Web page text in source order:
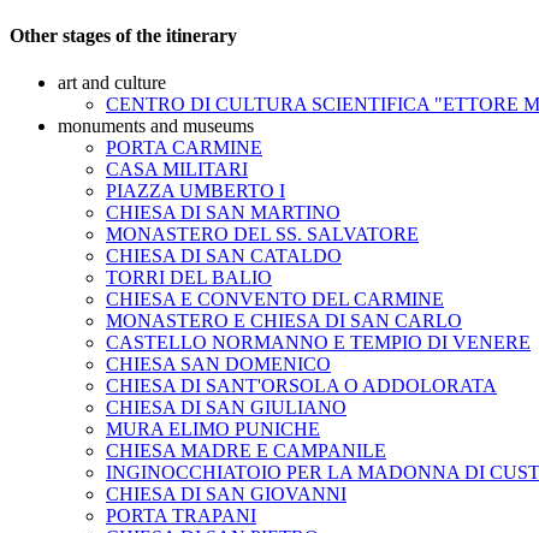
Other stages of the itinerary
art and culture
CENTRO DI CULTURA SCIENTIFICA "ETTORE
monuments and museums
PORTA CARMINE
CASA MILITARI
PIAZZA UMBERTO I
CHIESA DI SAN MARTINO
MONASTERO DEL SS. SALVATORE
CHIESA DI SAN CATALDO
TORRI DEL BALIO
CHIESA E CONVENTO DEL CARMINE
MONASTERO E CHIESA DI SAN CARLO
CASTELLO NORMANNO E TEMPIO DI VENERE
CHIESA SAN DOMENICO
CHIESA DI SANT'ORSOLA O ADDOLORATA
CHIESA DI SAN GIULIANO
MURA ELIMO PUNICHE
CHIESA MADRE E CAMPANILE
INGINOCCHIATOIO PER LA MADONNA DI
CHIESA DI SAN GIOVANNI
PORTA TRAPANI